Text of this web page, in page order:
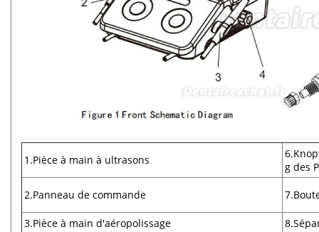
1.Pièce à main à ultrasons
g des
2.Panneau de commande
3.Pièce à main d'aéropolissage